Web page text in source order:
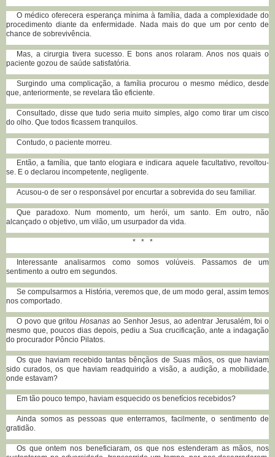
O médico oferecera esperança mínima à família, dada a complexidade do
procedimento diante da enfermidade. Nada mais do que um por cento de
chance de sobrevivência.
Mas, a cirurgia tivera sucesso. E bons anos rolaram. Anos nos quais o
paciente gozou de saúde satisfatória.
Surgindo uma complicação, a família procurou o mesmo médico, desde
que, anteriormente, se revelara tão eficiente.
Consultado, disse que tudo seria muito simples, algo como tirar um cisco
do olho. Que todos ficassem tranquilos.
Contudo, o paciente morreu.
Então, a família, que tanto elogiara e indicara aquele facultativo, revoltou-
se. E o declarou incompetente, negligente.
Acusou-o de ser o responsável por encurtar a sobrevida do seu familiar.
Que paradoxo. Num momento, um herói, um santo. Em outro, não
alcançado o objetivo, um vilão, um usurpador da vida.
* * *
Interessante analisarmos como somos volúveis. Passamos de um
sentimento a outro em segundos.
Se compulsarmos a História, veremos que, de um modo geral, assim temos
nos comportado.
O povo que gritouHosanas ao Senhor Jesus, ao adentrar Jerusalém, foi o
mesmo que, poucos dias depois, pediu a Sua crucificação, ante a indagação
do procurador Pôncio Pilatos.
Os que haviam recebido tantas bênçãos de Suas mãos, os que haviam
sido curados, os que haviam readquirido a visão, a audição, a mobilidade,
onde estavam?
Em tão pouco tempo, haviam esquecido os benefícios recebidos?
Ainda somos as pessoas que enterramos, facilmente, o sentimento de
gratidão.
Os que ontem nos beneficiaram, os que nos estenderam as mãos, nos